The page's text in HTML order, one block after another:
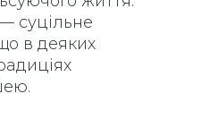
суцільне
в деяких